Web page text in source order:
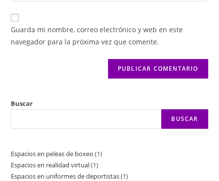
Guarda mi nombre, correo electrónico y web en este
navegador para la próxima vez que comente.
Buscar
BUSCAR
Espacios en peleas de boxeo 1
Espacios en realidad virtual 1
Espacios en uniformes de deportistas 1